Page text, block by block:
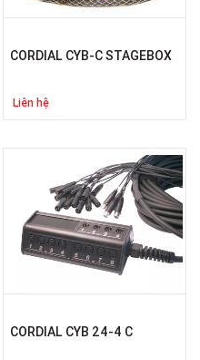
CORDIAL CYB-C STAGEBOX
Liên hệ
CORDIAL CYB 24-4 C